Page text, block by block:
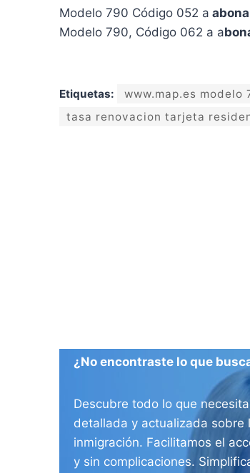
Modelo 790 Código 052 a
Modelo 790, Código 062 a a
Etiquetas: www.map.es modelo
tasa renovacion tarjeta
¿No encontraste lo que
Descubre todo lo que
detallada y actualizada sobre
inmigración. Facilitamos el
y sin complicaciones.